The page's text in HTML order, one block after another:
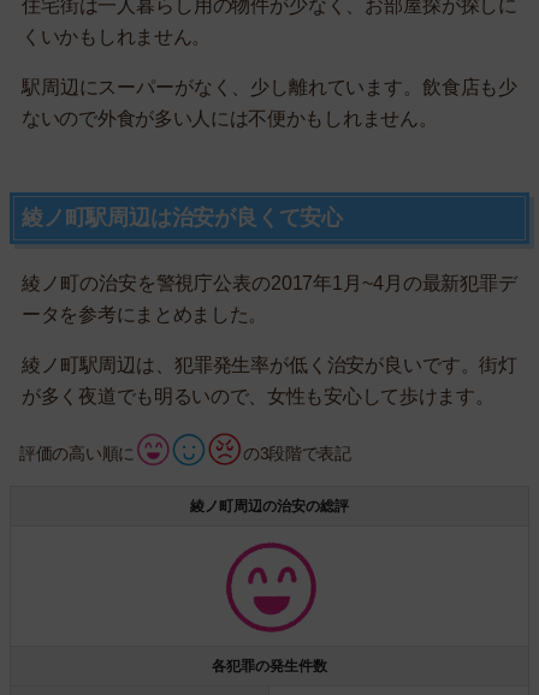
住宅街は一人暮らし用の物件が少なく、お部屋探が探しに
くいかもしれません。
駅周辺にスーパーがなく、少し離れています。飲食店も少
ないので外食が多い人には不便かもしれません。
綾ノ町駅周辺は治安が良くて安心
綾ノ町の治安を警視庁公表の2017年1月~4月の最新犯罪デ
ータを参考にまとめました。
綾ノ町駅周辺は、犯罪発生率が低く治安が良いです。街灯
が多く夜道でも明るいので、女性も安心して歩けます。
評価の高い順に の3段階で表記
綾ノ町周辺の治安の総評
各犯罪の発生件数